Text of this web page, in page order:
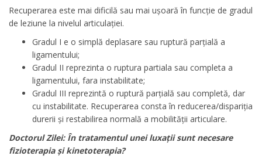
Recuperarea este mai dificilă sau mai ușoară în funcție de gradul
de leziune la nivelul articulației.
Gradul I e o simplă deplasare sau ruptură parțială a
ligamentului;
Gradul II reprezinta o ruptura partiala sau completa a
ligamentului, fara instabilitate;
Gradul III reprezintă o ruptură parțială sau completă, dar
cu instabilitate. Recuperarea consta în reducerea/dispariția
durerii și restabilirea normală a mobilității articulare.
Doctorul Zilei: În tratamentul unei luxații sunt necesare
fizioterapia și kinetoterapia?